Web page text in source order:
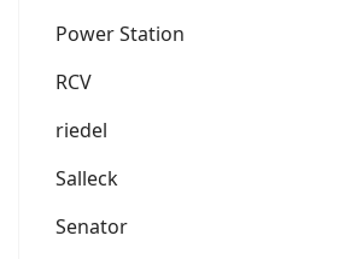
Power Station
RCV
riedel
Salleck
Senator